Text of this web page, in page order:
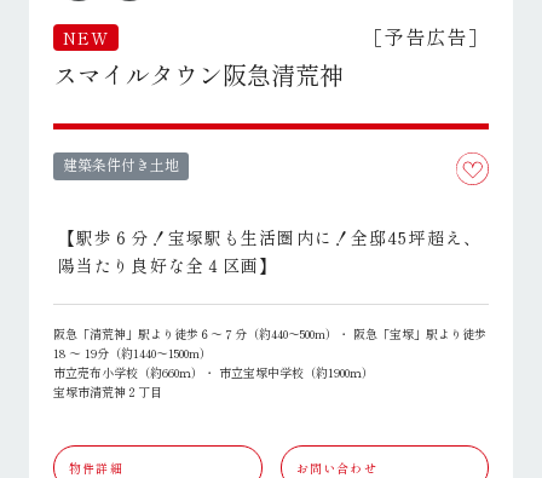
NEW ［予告広告］
スマイルタウン阪急清荒神
建築条件付き土地
【駅歩６分！宝塚駅も生活圏内に！全邸45坪超え、
陽当たり良好な全４区画】
阪急「清荒神」駅より徒歩６～７分（約440～500m）・ 阪急「宝塚」駅より徒歩
18 ～ 19分（約1440～1500m）
市立売布小学校（約660ｍ）・ 市立宝塚中学校（約1900ｍ）
宝塚市清荒神２丁目
物件詳細 お問い合わせ